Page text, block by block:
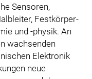
Sensoren,
Festkörper-
und -physik. An
wachsenden
Elektronik
neue